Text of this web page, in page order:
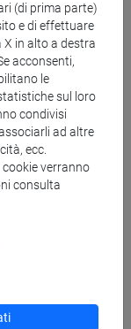
DEI BENI
Laurea
II
(di prima parte)
e di effettuare
in alto a destra
acconsenti,
le
sul loro
condivisi
ad altre
ecc.
cookie verranno
consulta